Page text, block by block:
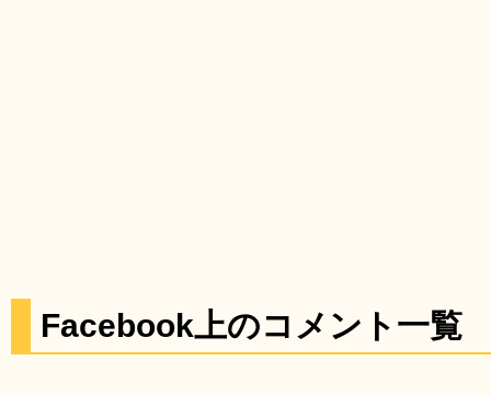
Facebook上のコメント一覧